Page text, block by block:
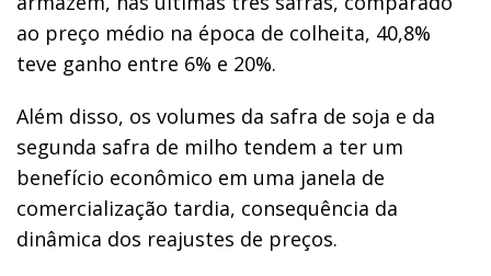
ao preço médio na época de colheita, 40,8%
teve ganho entre 6% e 20%.
Além disso, os volumes da safra de soja e da
segunda safra de milho tendem a ter um
benefício econômico em uma janela de
comercialização tardia, consequência da
dinâmica dos reajustes de preços.